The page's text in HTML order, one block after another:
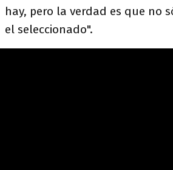
hay, pero la verdad es que no
el seleccionado".